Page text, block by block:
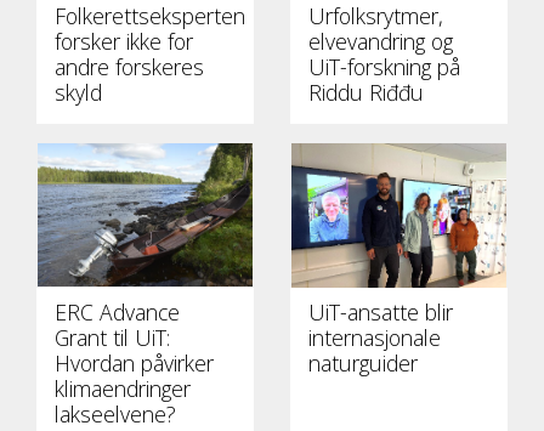
Folkerettseksperten
forsker ikke for
andre forskeres
skyld
Urfolksrytmer,
elvevandring og
UiT-forskning på
Riddu Riđđu
ERC Advance
Grant til UiT:
Hvordan påvirker
klimaendringer
lakseelvene?
UiT-ansatte blir
internasjonale
naturguider